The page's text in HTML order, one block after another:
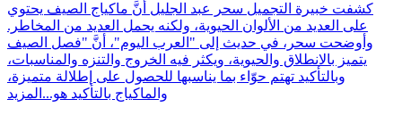
كشفت خبيرة التجميل سحر عبد الجليل أنَّ ماكياج الصيف يحتوي
على العديد من الألوان الحيوية، ولكنه يحمل العديد من المخاطر.
وأوضحت سحر، في حديث إلى "العرب اليوم"، أنَّ "فصل الصيف
يتميز بالانطلاق والحيوية، ويكثر فيه الخروج والتنزه والمناسبات،
وبالتأكيد تهتم حوّاء بما يناسبها للحصول على إطلالة متميزة،
والماكياج بالتأكيد هو... المزيد